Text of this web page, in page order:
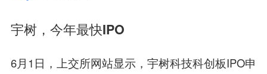
宇树，今年最快IPO
6月1日，上交所网站显示，宇树科技科创板IPO申